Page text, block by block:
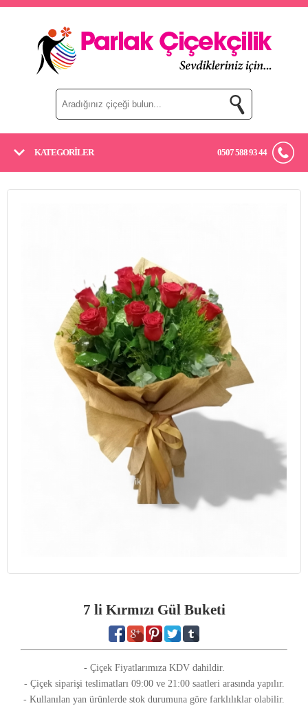
KATEGORİLER 0507 588 93 44
7 li Kırmızı Gül Buketi
- Çiçek Fiyatlarımıza KDV dahildir.
- Çiçek siparişi teslimatları 09:00 ve 21:00 saatleri arasında yapılır.
- Kullanılan yan ürünlerde stok durumuna göre farklılıklar olabilir.